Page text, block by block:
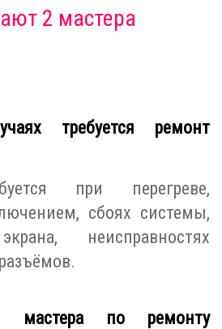
2 мастера
требуется ремонт
при перегреве,
сбоях системы,
неисправностях
мастера по ремонту